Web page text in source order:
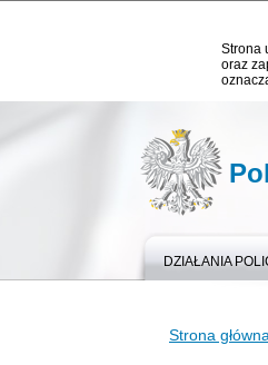
Strona
oraz
DZIAŁANIA
Strona główna